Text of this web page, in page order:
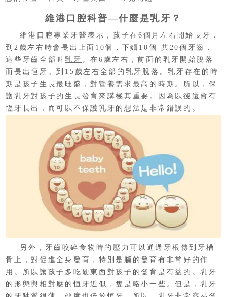
維港口腔科普—什麼是乳牙？
維港口腔專業牙醫表示，孩子在6個月左右開始長牙，
到2歲左右時會長出上面10個，下麵10個-共20個牙齒，
這些牙齒全部叫乳牙 。在6歲左右，前面的乳牙開始脫落
而長出恒牙。到15歲左右全部的乳牙脫落。乳牙存在的時
期是孩子生長最旺盛，對營養需求最高的時期。所以，保
護乳牙對孩子的生長發育來講極其重要。因為以後還會有
恆牙長出，而可以不保護乳牙的想法是非常錯誤的。
另外，牙齒咬碎食物時的壓力可以通過牙根傳到牙槽
骨上，對促進全身發育，特別是腦的發育有非常好的作
用。所以讓孩子多吃硬東西對孩子的發育是有益的。乳牙
的形態與相對應的恒牙近似，隻是略小一些。但是，乳牙